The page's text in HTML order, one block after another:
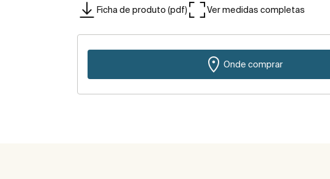
Ficha de produto (pdf) Ver medidas completas
Onde comprar